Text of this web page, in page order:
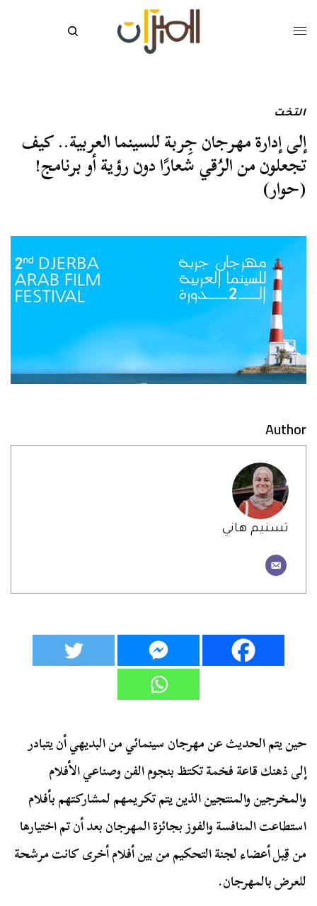
التخت
إلى إدارة مهرجان جِربة للسينما العربية.. كيف
تجعلون من الرُقي شعارًا دون رؤية أو برنامج!
(حوار)
Author
تسنيم هاني
حين يتم الحديث عن مهرجان سينمائي من البديهي أن يتبادر
إلى ذهنك قاعة فخمة تكتظ بنجوم الفن وصناعي الأفلام
والمخرجين والمنتجين الذين يتم تكريمهم لمشاركتهم بأفلام
استطاعت المنافسة والفوز بجائزة المهرجان بعد أن تم اختيارها
من قِبل أعضاء لجنة التحكيم من بين أفلام أخرى كانت مرشحة
للعرض بالمهرجان.